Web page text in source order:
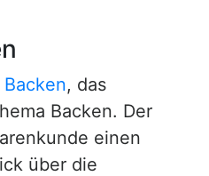
, das
Backen. Der
einen
über die